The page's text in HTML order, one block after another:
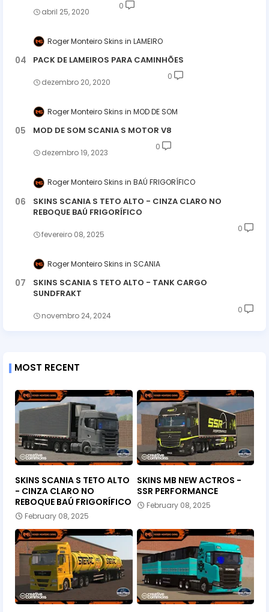
abril 25, 2020
0
Roger Monteiro Skins LAMEIRO
PACK DE LAMEIROS PARA CAMINHÕES
dezembro 20, 2020
0
Roger Monteiro Skins MOD DE SOM
MOD DE SOM SCANIA S MOTOR V8
dezembro 19, 2023
0
Roger Monteiro Skins BAÚ FRIGORÍFICO
SKINS SCANIA S TETO ALTO - CINZA CLARO NO
REBOQUE BAÚ FRIGORÍFICO
fevereiro 08, 2025
0
Roger Monteiro Skins SCANIA
SKINS SCANIA S TETO ALTO - TANK CARGO
SUNDFRAKT
novembro 24, 2024
0
MOST RECENT
SKINS SCANIA S TETO ALTO
- CINZA CLARO NO
REBOQUE BAÚ FRIGORÍFICO
February 08, 2025
SKINS MB NEW ACTROS -
SSR PERFORMANCE
February 08, 2025